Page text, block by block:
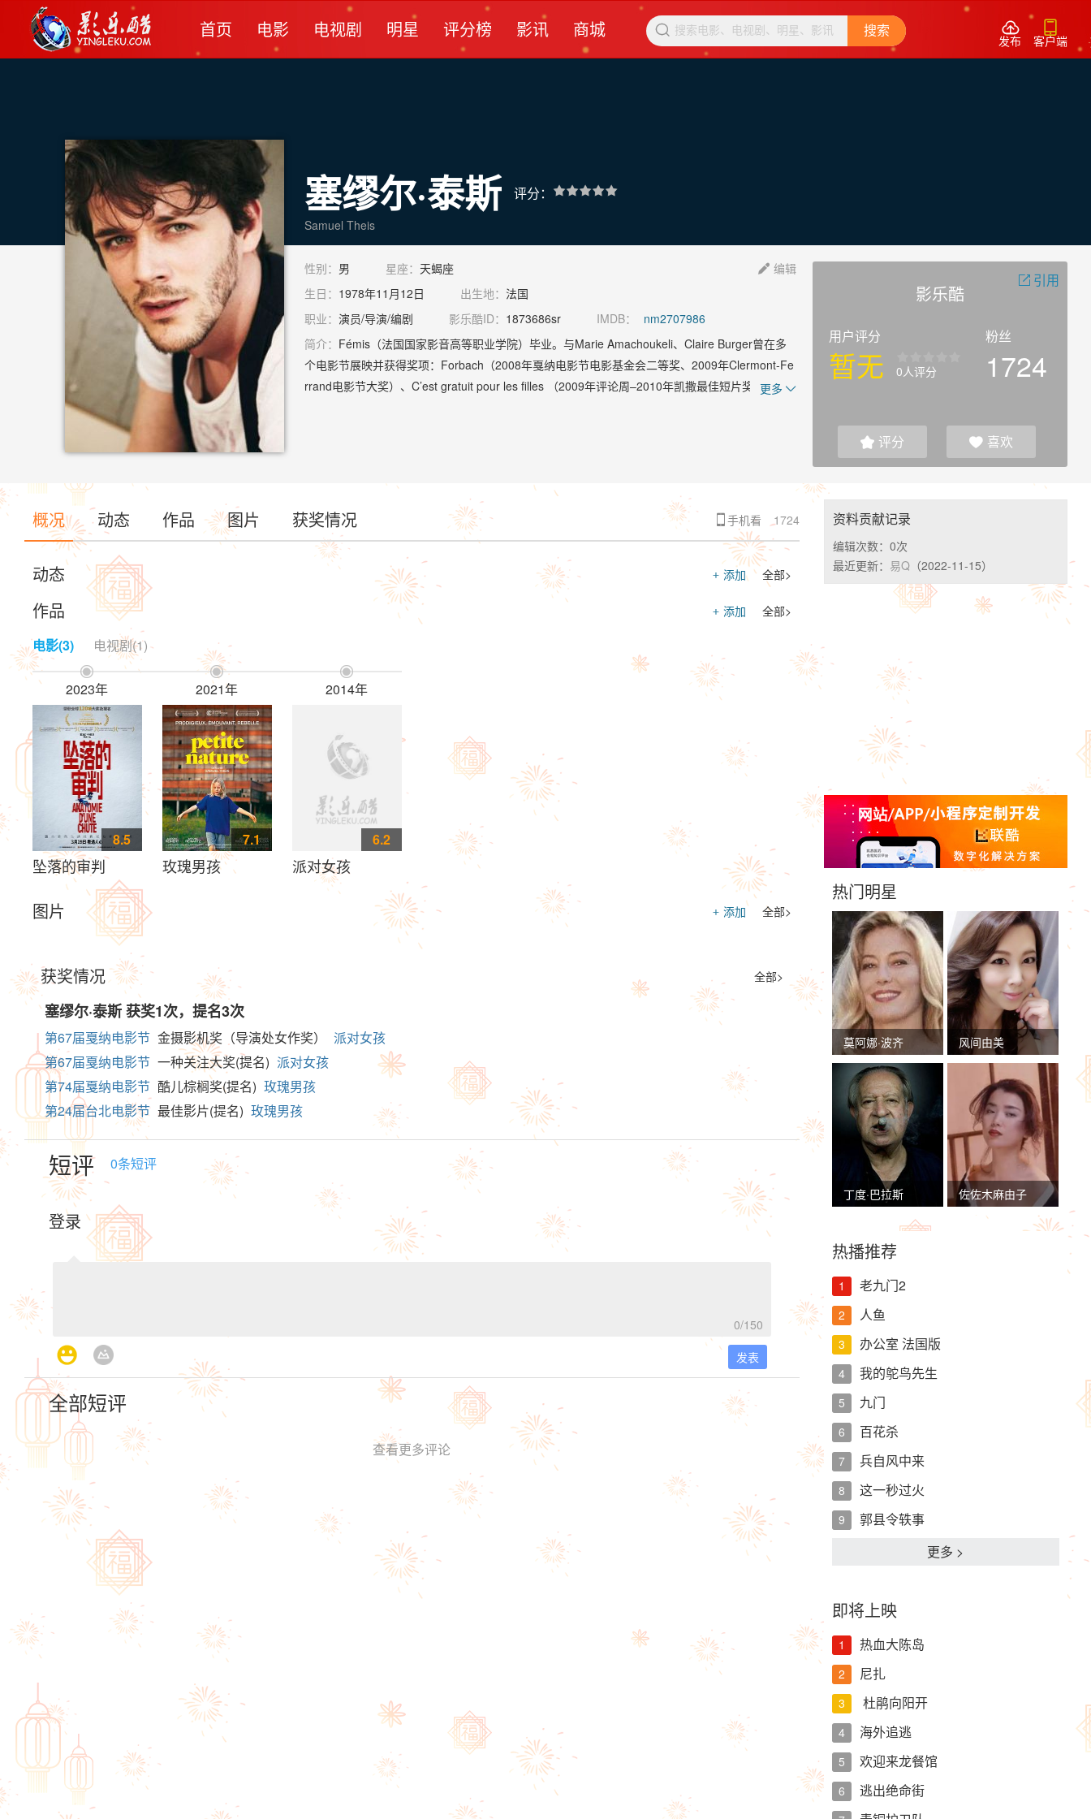
首页 电影 电视剧 明星 评分榜 影讯 商城  搜索 
发布

客户端
塞缪尔·泰斯 评分：
Samuel Theis
性别： 男 星座： 天蝎座  编辑
生日： 1978年11月12日 出生地： 法国
职业： 演员/导演/编剧 影乐酷ID： 1873686sr IMDB：
nm2707986
简介： Fémis（法国国家影音高等职业学院）毕业。与Marie Amachoukeli、Claire Burger曾在多
个电影节展映并获得奖项：Forbach（2008年戛纳电影节电影基金会二等奖、2009年Clermont-Fe
rrand电影节大奖）、C’est gratuit pour les filles （2009年评论周–2010年凯撒最佳短片奖），De
更多 
影乐酷
 引用
用户评分
暂无 0人评分
粉丝
1724
 评分  喜欢
1724
手机看
概况 动态 作品 图片 获奖情况
全部>
+ 添加
动态
全部>
+ 添加
作品
电影(3) 电视剧(1)

2023年
8.5
坠落的审判

2021年
7.1
玫瑰男孩

2014年
6.2
派对女孩
全部>
+ 添加
图片
全部>
获奖情况
塞缪尔·泰斯获奖1次，提名3次
第67届戛纳电影节 金摄影机奖（导演处女作奖）
派对女孩
第67届戛纳电影节 一种关注大奖(提名) 派对女孩
第74届戛纳电影节 酷儿棕榈奖(提名) 玫瑰男孩
第24届台北电影节 最佳影片(提名) 玫瑰男孩
短评 0条短评
登录
0/150
发表
全部短评
查看更多评论
资料贡献记录
编辑次数： 0次
最近更新： 易Q（2022-11-15）
热门明星
莫阿娜·波齐 风间由美
丁度·巴拉斯 佐佐木麻由子
热播推荐
1 老九门2
2 人鱼
3 办公室 法国版
4 我的鸵鸟先生
5 九门
6 百花杀
7 兵自风中来
8 这一秒过火
9
郭县令轶事
更多 >
即将上映
1 热血大陈岛
2 尼扎
3 杜鹃向阳开
4 海外追逃
5 欢迎来龙餐馆
6 逃出绝命街